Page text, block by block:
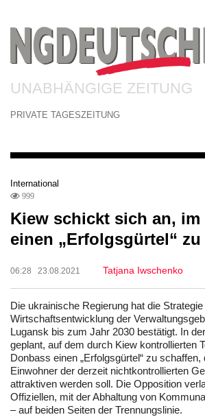
UNABHÄNGIGE ZEITUNG
PRIVATE TAGESZEITUNG
International
999
Kiew schickt sich an, im
einen „Erfolgsgürtel“
06:28 23.08.2021 Tatjana Iwschenko
Die ukrainische Regierung hat die
Wirtschaftsentwicklung der
Lugansk bis zum Jahr 2030 bestätigt. In
geplant, auf dem durch Kiew kontrollierten
Donbass einen „Erfolgsgürtel“ zu schaffen,
Einwohner der derzeit nichtkontrollierten
attraktiven werden soll. Die Opposition
Offiziellen, mit der Abhaltung von
– auf beiden Seiten der Trennungslinie.